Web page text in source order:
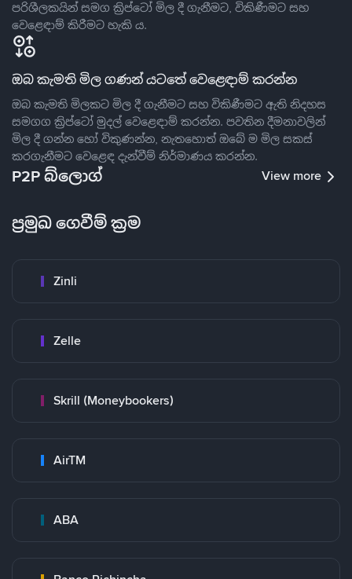
පරිශීලකයින් සමග ක්‍රිප්ටෝ මිල දී ගැනීමට, විකිණීමට සහ
වෙළෙඳාම් කිරීමට හැකි ය.
ඔබ කැමති මිල ගණන් යටතේ වෙළෙඳාම් කරන්න
ඔබ කැමති මිලකට මිල දී ගැනීමට සහ විකිණීමට ඇති නිදහස
සමගග ක්‍රිප්ටෝ මුදල් වෙළෙඳාම් කරන්න. පවතින දීමනාවලින්
මිල දී ගන්න හෝ විකුණන්න, නැතහොත් ඔබේ ම මිල සකස්
කරගැනීමට වෙළෙඳ දැන්වීම් නිර්මාණය කරන්න.
P2P බ්ලොග් View more
ප්‍රමුඛ ගෙවීම් ක්‍රම
Zinli
Zelle
Skrill (Moneybookers)
AirTM
ABA